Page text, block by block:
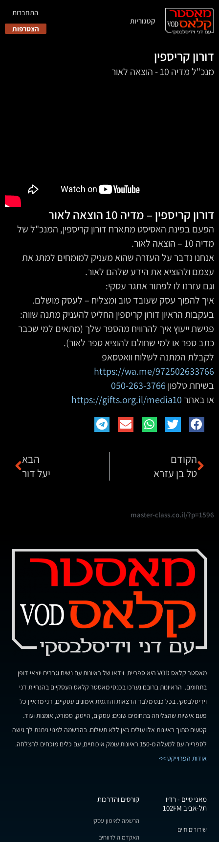
קטגוריות
התחברות
הצטרפות
דורון קריספין
מנכ"ל מדיה 10 - הוצאה לאור
דורון קריספין – מדיה 10 הוצאה לאור
הפעם בפינת האסיסט מתארח דורון קריספין, המנכ"ל של
מדיה 10 – הוצאה לאור.
אנחנו נדבר על העזרה שהוא מעניק למומחים למתג את
עצמם ולהוציא את הידע שלהם לאור.
‫וגם עזרנו לו לפתור אתגר עסקי:
איך להפוך עסק שעובד טוב ומצליח – לעסק מושלם.
בעקבות הראיון דורון קריספין החליט להעניק מתנה שווה:
פגישת ייעוץ איך להרוויח מהספר שלך (מתאים למי שכבר
כתב ספר או למי שחולם להוציא ספר לאור).
לקבלת המתנה לשלוח וואטסאפ
https://wa.me/972502633766
בשיחת טלפון 050-263-3766
או באתרhttps://gifts.org.il/media10
הקודם
טל בן עזרא
הבא
יעל דור
master-class.co.il/?p=1596
מאסטר קלאס VOD היא ספריית וידאו של ראיונות עם נשים וגברים יוצאי דופן
בתחומם. הראיונות ברובם נערכו בכנסי מאסטר קלאס העסקיים בהנחיית דני
וידיסלבסקי. בכל כנס מלבד הרצאות והדגמת אימונים עסקיים, דני מראיין כל
פעם אישיות שהצליחה בתחומים שונים: עסקים, הייטק, ספורט, אומנות ועוד.
קטעים מתוך ראיונות אלו עולים כאן ללא תשלום. בהרשמה למנוי ניתנת לך גישה
לספרייה עם למעלה מ-150 ראיונות עומק איכותיים, עם כלים מוכחים להצלחה.
אודות הפרוייקט >>
מאני טיים - רדיו
תל-אביב 102FM
שידורים חיים
קורסים והדרכות
הרשמה לאימון עסקי
האקדמיה לרווחים